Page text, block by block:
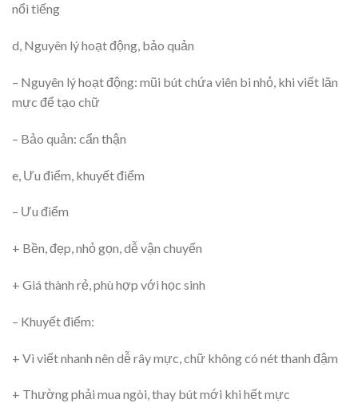
nổi tiếng
d, Nguyên lý hoạt động, bảo quản
– Nguyên lý hoạt động: mũi bút chứa viên bi nhỏ, khi viết lăn
mực để tạo chữ
– Bảo quản: cẩn thận
e, Ưu điểm, khuyết điểm
– Ưu điểm
+ Bền, đẹp, nhỏ gọn, dễ vận chuyển
+ Giá thành rẻ, phù hợp với học sinh
– Khuyết điểm:
+ Vì viết nhanh nên dễ rây mực, chữ không có nét thanh đậm
+ Thường phải mua ngòi, thay bút mới khi hết mực